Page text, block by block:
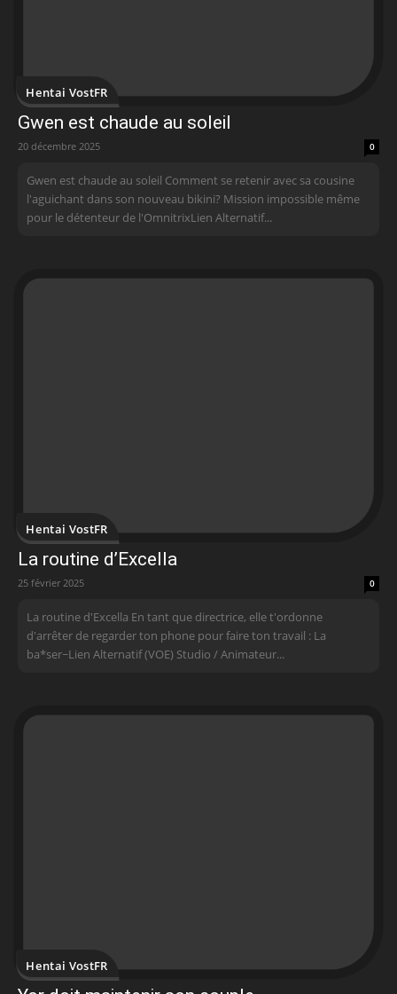
Hentai VostFR
Gwen est chaude au soleil
20 décembre 2025 0
Gwen est chaude au soleil Comment se retenir avec sa cousine
l'aguichant dans son nouveau bikini? Mission impossible même
pour le détenteur de l'OmnitrixLien Alternatif...
Hentai VostFR
La routine d’Excella
25 février 2025 0
La routine d'Excella En tant que directrice, elle t'ordonne
d'arrêter de regarder ton phone pour faire ton travail : La
ba*ser~Lien Alternatif (VOE) Studio / Animateur...
Hentai VostFR